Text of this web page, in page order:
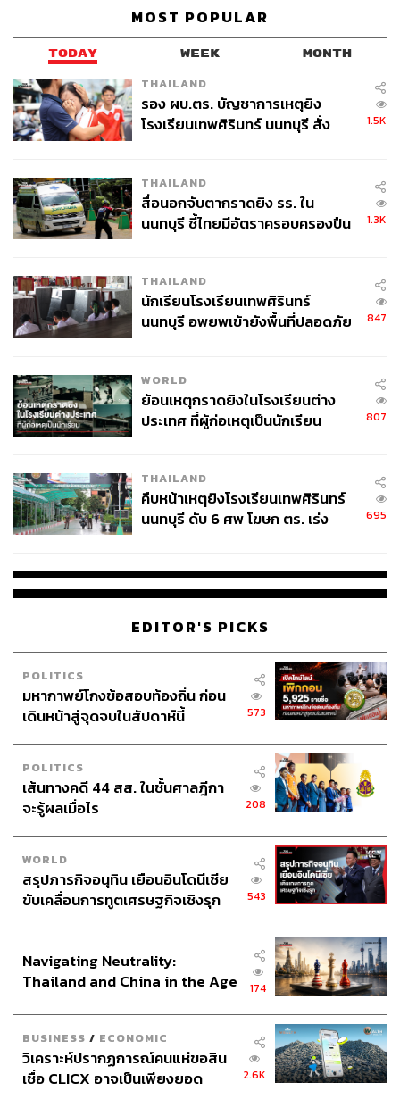
MOST POPULAR
TODAY WEEK MONTH
THAILAND
รอง ผบ.ตร. บัญชาการเหตุยิง
โรงเรียนเทพศิรินทร์ นนทบุรี สั่ง
1.5K
THAILAND
สื่อนอกจับตากราดยิง รร. ใน
นนทบุรี ชี้ไทยมีอัตราครอบครองปืน
1.3K
THAILAND
นักเรียนโรงเรียนเทพศิรินทร์
นนทบุรี อพยพเข้ายังพื้นที่ปลอดภัย
847
WORLD
ย้อนเหตุกราดยิงในโรงเรียนต่าง
ประเทศ ที่ผู้ก่อเหตุเป็นนักเรียน
807
THAILAND
คืบหน้าเหตุยิงโรงเรียนเทพศิรินทร์
นนทบุรี ดับ 6 ศพ โฆษก ตร. เร่ง
695
EDITOR'S PICKS
POLITICS
มหากาพย์โกงข้อสอบท้องถิ่น ก่อน
เดินหน้าสู่จุดจบในสัปดาห์นี้
573
POLITICS
เส้นทางคดี 44 สส. ในชั้นศาลฎีกา
จะรู้ผลเมื่อไร
208
WORLD
สรุปภารกิจอนุทิน เยือนอินโดนีเซีย
ขับเคลื่อนการทูตเศรษฐกิจเชิงรุก
543
Navigating Neutrality:
Thailand and China in the Age
174
BUSINESS / ECONOMIC
วิเคราะห์ปรากฏการณ์คนแห่ขอสิน
เชื่อ CLICX อาจเป็นเพียงยอด
2.6K